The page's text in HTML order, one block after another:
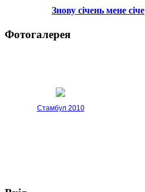
Знову січень мене січе
Фотогалерея
Стамбул 2010